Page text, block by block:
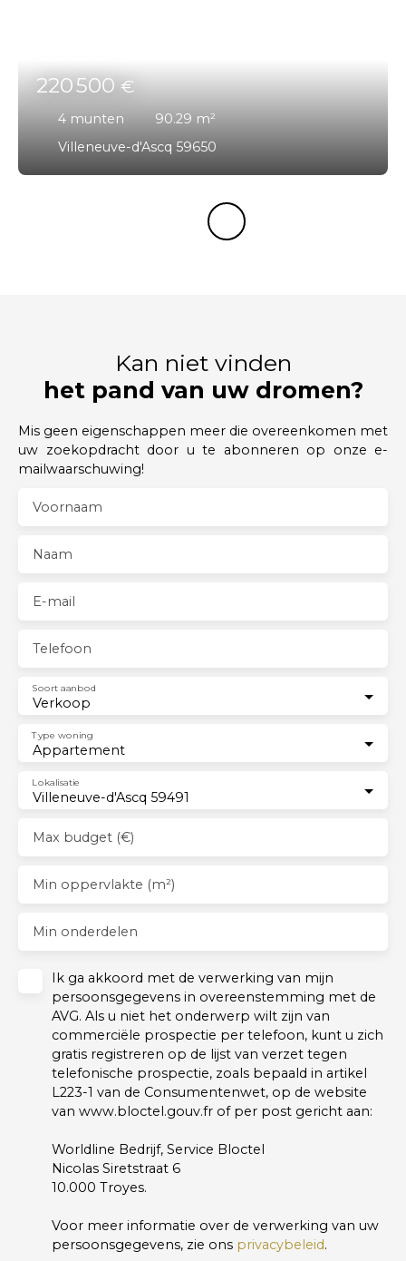
220 500€
4 munten 90.29 m²
Villeneuve-d'Ascq 59650
Kan niet vinden
het pand van uw dromen?
Mis geen eigenschappen meer die overeenkomen met
uw zoekopdracht door u te abonneren op onze e-
mailwaarschuwing!
Voornaam
Naam
E-mail
Telefoon
Verkoop
Soort aanbod
Appartement
Type woning
Villeneuve-d'Ascq 59491
Lokalisatie
Max budget (€)
Min oppervlakte (m²)
Min onderdelen
Ik ga akkoord met de verwerking van mijn
persoonsgegevens in overeenstemming met de
AVG. Als u niet het onderwerp wilt zijn van
commerciële prospectie per telefoon, kunt u zich
gratis registreren op de lijst van verzet tegen
telefonische prospectie, zoals bepaald in artikel
L223-1 van de Consumentenwet, op de website
van www.bloctel.gouv.fr of per post gericht aan:
Worldline Bedrijf, Service Bloctel
Nicolas Siretstraat 6
10.000 Troyes.
Voor meer informatie over de verwerking van uw
persoonsgegevens, zie ons privacybeleid.